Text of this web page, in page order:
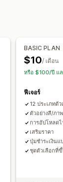
แบบกำหนดเอง
รตัวเลือกสินค้า
ของสต็อกสินค้า
BASIC PLAN
$10/ เดือน
หรือ $100/ปี แล
ฟีเจอร์
12 ประเภทตั
ตัวอย่างสี/ภาพ
การอัปโหลด
เสริมราคา
ปุ่มชำระเงิน
ชุดตัวเลือกที่